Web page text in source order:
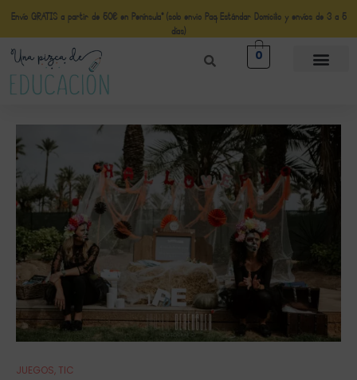
Envío GRATIS a partir de 50€ en Península* (solo envio Paq Estándar Domicilio y envíos de 3 a 5
días)
0
JUEGOS, TIC